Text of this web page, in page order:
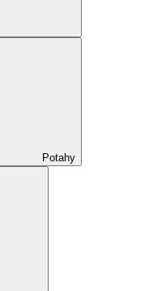
Potahy